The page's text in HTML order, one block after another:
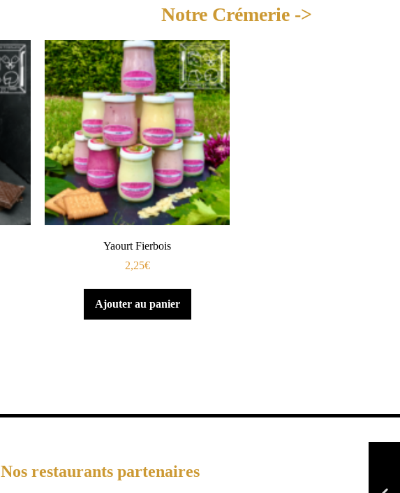
Notre Crémerie ->
Yaourt Fierbois
2,25€
Ajouter au panier
Nos restaurants partenaires